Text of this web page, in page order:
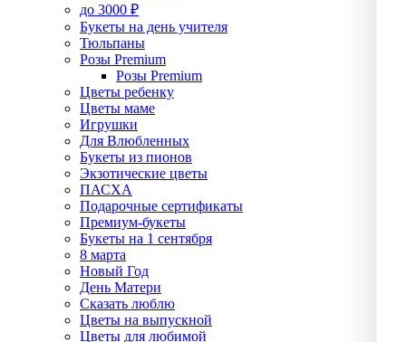
до 3000 ₽
Букеты на день учителя
Тюльпаны
Розы Premium
Розы Premium
Цветы ребенку
Цветы маме
Игрушки
Для Влюбленных
Букеты из пионов
Экзотические цветы
ПАСХА
Подарочные сертификаты
Премиум-букеты
Букеты на 1 сентября
8 марта
Новый Год
День Матери
Сказать люблю
Цветы на выпускной
Цветы для любимой